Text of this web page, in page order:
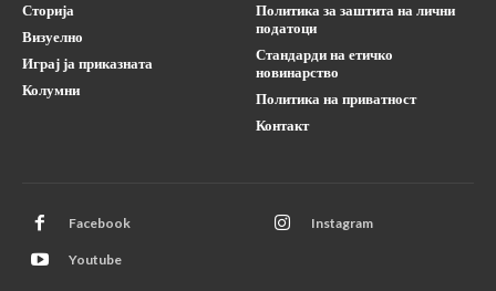
Сторија
Визуелно
Играј ја приказната
Колумни
Политика за заштита на лични
податоци
Стандарди на етичко
новинарство
Политика на приватност
Контакт
Facebook Instagram
Youtube